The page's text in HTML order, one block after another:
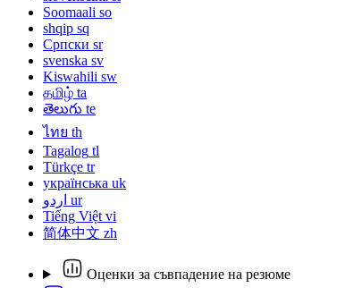
Soomaali so
shqip sq
Српски sr
svenska sv
Kiswahili sw
தமிழ் ta
తెలుగు te
ไทย th
Tagalog tl
Türkçe tr
українська uk
اردو ur
Tiếng Việt vi
简体中文 zh
Оценки за съвпадение на резюме